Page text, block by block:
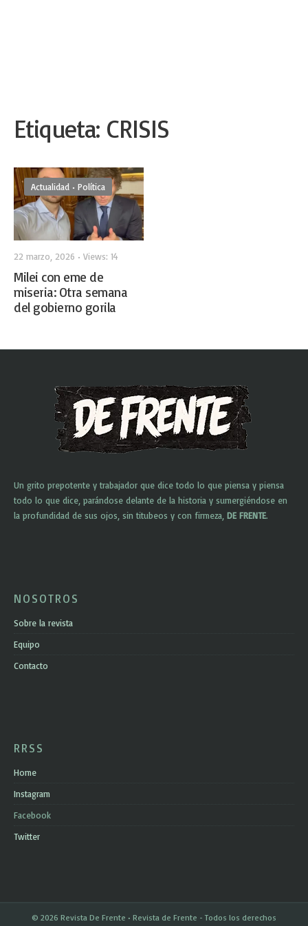
Etiqueta: CRISIS
Actualidad • Política
22 marzo, 2026 • Views: 14
Milei con eme de
miseria: Otra semana
del gobierno gorila
Un grito prepotente y trabajador que dice todo lo que piensa y piensa
todo lo que dice, parándose delante de la historia y sumergiéndose en
la profundidad de sus ojos, sin titubeos y con firmeza, DE FRENTE.
NOSOTROS
Sobre la revista
Equipo
Contacto
RRSS
Home
Instagram
Facebook
Twitter
© 2026 Revista De Frente • Revista de Frente - Todos los derechos